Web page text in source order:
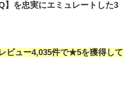
】を忠実にエミュレートした3
ビュー4,035件で★5を獲得して